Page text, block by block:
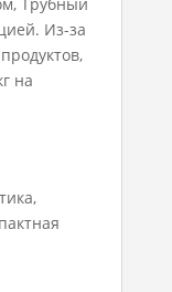
Трубный
Из-за
на